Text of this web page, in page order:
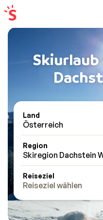
Skiurlaub
Land
Österreich
Region
Skiregion Dachstein
Reiseziel
Reiseziel wählen